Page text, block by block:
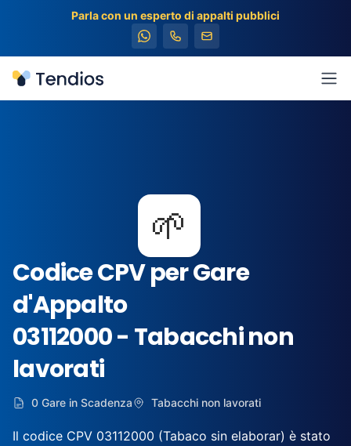
Parla con un esperto di appalti pubblici
Tendios
🌱
Codice CPV per Gare
d'Appalto
03112000 - Tabacchi non
lavorati
0 Gare in Scadenza Tabacchi non lavorati
Il codice CPV 03112000 (Tabaco sin elaborar) è stato